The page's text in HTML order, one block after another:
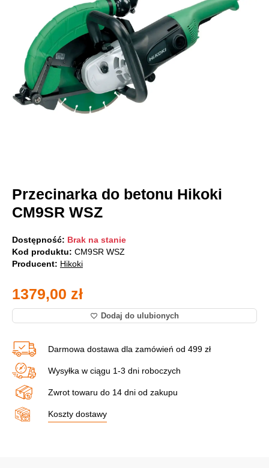
Przecinarka do betonu Hikoki
CM9SR WSZ
Dostępność: Brak na stanie
Kod produktu: CM9SR WSZ
Producent: Hikoki
1379,00 zł
Dodaj do ulubionych
Darmowa dostawa dla zamówień od 499 zł
Wysyłka w ciągu 1-3 dni roboczych
Zwrot towaru do 14 dni od zakupu
Koszty dostawy